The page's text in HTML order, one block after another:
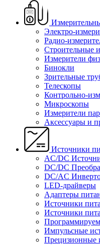
Электро-
Радио-
Строительные
Измерители
Бинокли
Зрительные
Телескопы
Контрольно-
Микроскопы
Измерители
Аксессуары и
Источники
AC/DC
DC/DC
DC/AC
LED-драйверы
Адаптеры
Источники
Источники
Импульсные
Прецизионные